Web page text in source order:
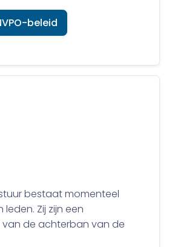
beleid
bestaat momenteel
Zij zijn een
de achterban van de